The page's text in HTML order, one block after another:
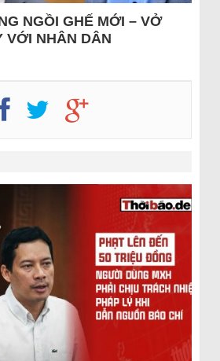
NGỒI GHẾ MỚI – VỞ
VỚI NHÂN DÂN